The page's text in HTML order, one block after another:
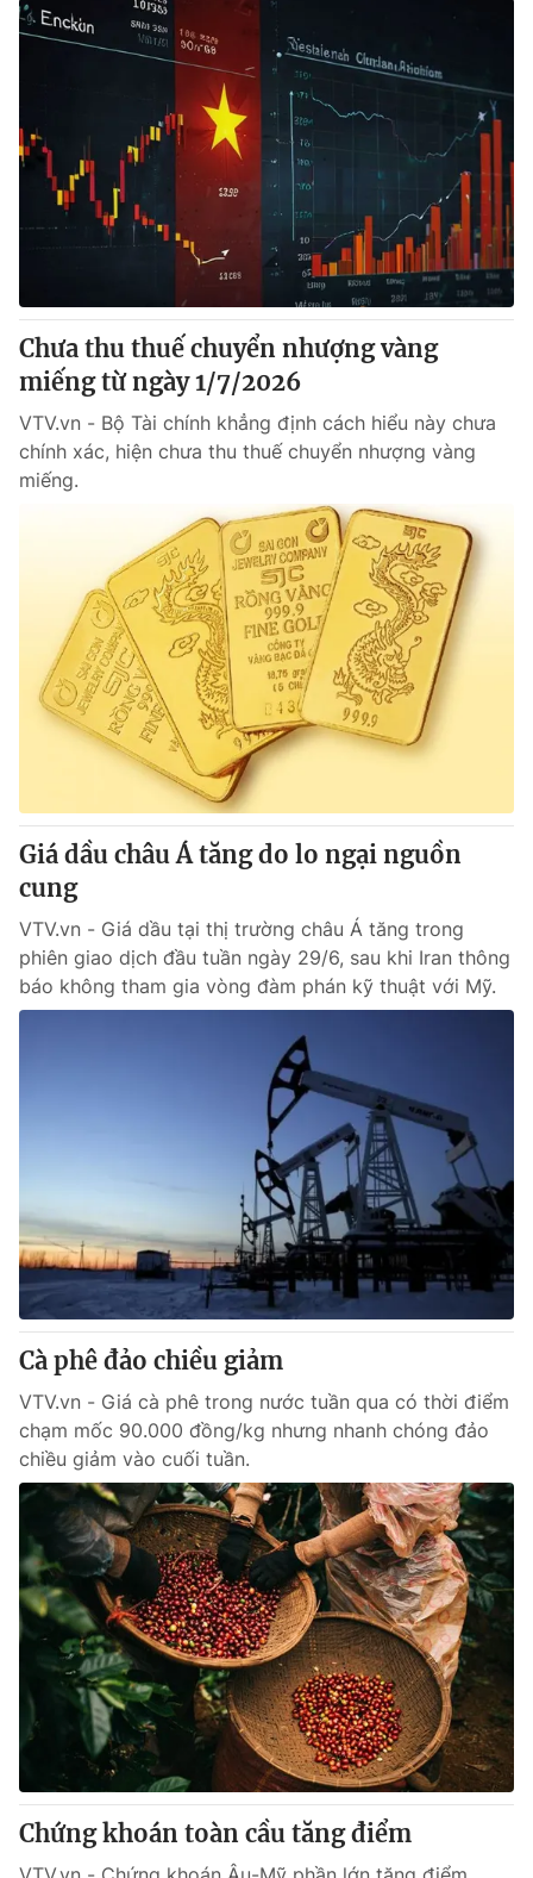
Theo dõi báo trên
Cơ quan chủ quản: Đài Truyền hình Việt Nam
Thời báo VTV
Giấy phép hoạt động báo in và báo điện tử số 483/GP-BTTTT
cấp ngày 29/12/2023
Tổng Biên tập:Vũ Thanh Thủy
Phó Tổng Biên tập:Nguyễn Thị Mỹ Hạnh, Phạm Quốc Thắng,
Nguyễn Trọng Ninh
Tổng đài VTV:024.38 355 931 - 024.38 355 932
Ðiện thoại Thời báo VTV:
toasoan@vtv.vn
Liên hệ quảng cáo:024-7300.7108
® Cấm sao chép dưới mọi hình thức nếu không có sự chấp
thuận bằng văn bản. Ghi rõ nguồn VTV.vn khi phát hành lại
thông tin từ website này.
Chưa thu thuế chuyển nhượng vàng
miếng từ ngày 1/7/2026
VTV.vn - Bộ Tài chính khẳng định cách hiểu này chưa
chính xác, hiện chưa thu thuế chuyển nhượng vàng
miếng.
Giá dầu châu Á tăng do lo ngại nguồn
cung
VTV.vn - Giá dầu tại thị trường châu Á tăng trong
phiên giao dịch đầu tuần ngày 29/6, sau khi Iran thông
báo không tham gia vòng đàm phán kỹ thuật với Mỹ.
Cà phê đảo chiều giảm
VTV.vn - Giá cà phê trong nước tuần qua có thời điểm
chạm mốc 90.000 đồng/kg nhưng nhanh chóng đảo
chiều giảm vào cuối tuần.
Chứng khoán toàn cầu tăng điểm